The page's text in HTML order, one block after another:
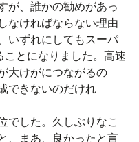
が、誰かの勧めがあっ
なければならない理由
いずれにしてもスーパ
ことになりました。高速
大けがにつながるの
できないのだけれ
でした。久しぶりなこ
、まあ、良かったと言